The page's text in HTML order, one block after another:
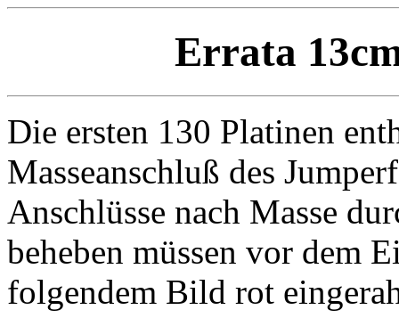
Errata
Die ersten 130 Platinen
Masseanschluß des
Anschlüsse nach Masse
beheben müssen vor dem
folgendem Bild rot